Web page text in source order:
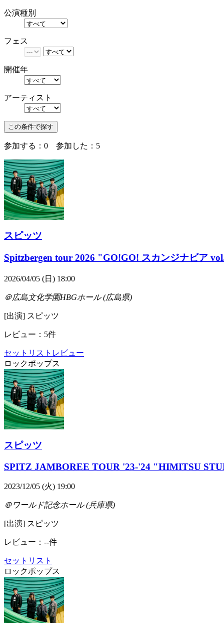
公演種別
フェス
開催年
アーティスト
参加する： 0 参加した： 5
スピッツ
Spitzbergen tour 2026 "GO!GO! スカンジナビア
2026/04/05 (日) 18:00
＠広島文化学園HBGホール (広島県)
[出演] スピッツ
レビュー：5件
セットリスト レビュー
ロックポップス
スピッツ
SPITZ JAMBOREE TOUR '23-'24 "HIMITSU
2023/12/05 (火) 19:00
＠ワールド記念ホール (兵庫県)
[出演] スピッツ
レビュー：--件
セットリスト
ロックポップス